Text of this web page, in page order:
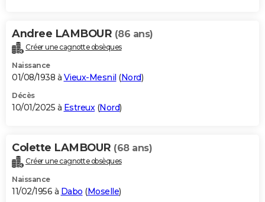
Andree LAMBOUR (86 ans)
Créer une cagnotte obsèques
Naissance
01/08/1938 à Vieux-Mesnil (Nord)
Décès
10/01/2025 à Estreux(Nord)
Colette LAMBOUR (68 ans)
Créer une cagnotte obsèques
Naissance
11/02/1956 à Dabo (Moselle)